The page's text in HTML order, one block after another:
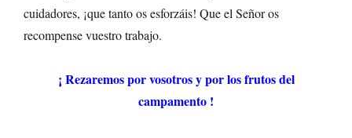
cuidadores, ¡que tanto os esforzáis! Que el Señor os
recompense vuestro trabajo.
¡ Rezaremos por vosotros y por los frutos del
campamento !